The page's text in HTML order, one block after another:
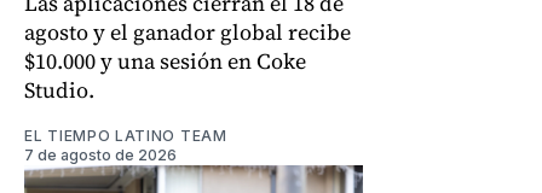
agosto y el ganador global recibe
$10.000 y una sesión en Coke
Studio.
EL TIEMPO LATINO TEAM
7 de agosto de 2026